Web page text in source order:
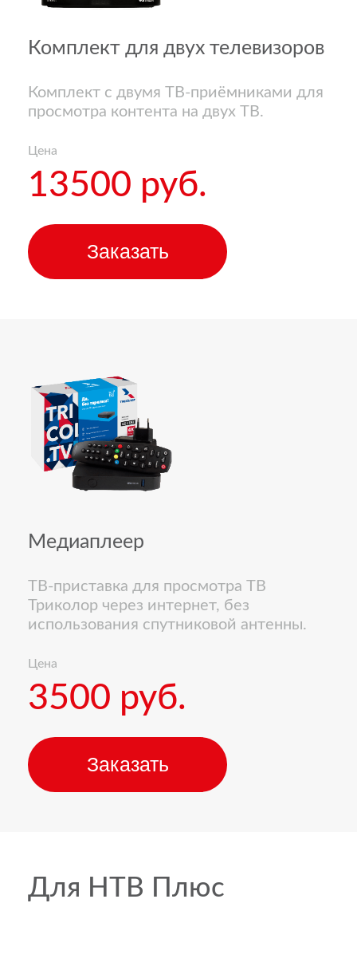
Комплект для двух телевизоров
Комплект с двумя ТВ-приёмниками для
просмотра контента на двух ТВ.
Цена
13500 руб.
Заказать
Медиаплеер
ТВ-приставка для просмотра ТВ
Триколор через интернет, без
использования спутниковой антенны.
Цена
3500 руб.
Заказать
Для НТВ Плюс